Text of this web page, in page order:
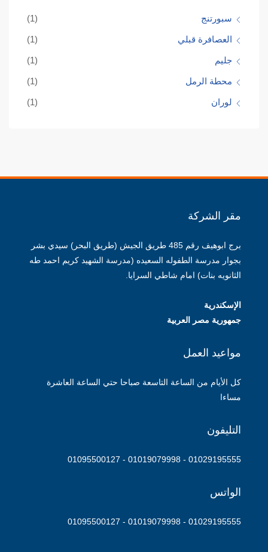
سبورتنج (1)
العصافرة قبلي (1)
جليم (1)
محطة الرمل (1)
لوران (1)
مقر الشركة
برج ابوهيف رقم 485 طريق الجيش (طريق البحر) سيدي بشر
بجوار مدرسة الطفوله السعيده (مدرسة الشهيد كريم احمد طه
الثانويه بنات) امام شاطي السرايا.
الإسكندرية
جمهورية مصر العربية
مواعيد العمل
كل الأيام من الساعة التاسعة صباحا حتي الساعة العاشرة
مساءا
التليفون
01029195555 - 01019079998 - 01095500127
الواتس
01029195555 - 01019079998 - 01095500127